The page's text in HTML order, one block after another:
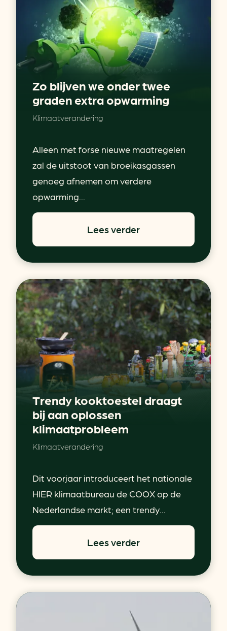
Zo blijven we onder twee
graden extra opwarming
Klimaatverandering
Alleen met forse nieuwe maatregelen
zal de uitstoot van broeikasgassen
genoeg afnemen om verdere
opwarming...
Lees verder
Trendy kooktoestel draagt
bij aan oplossen
klimaatprobleem
Klimaatverandering
Dit voorjaar introduceert het nationale
HIER klimaatbureau de COOX op de
Nederlandse markt; een trendy...
Lees verder